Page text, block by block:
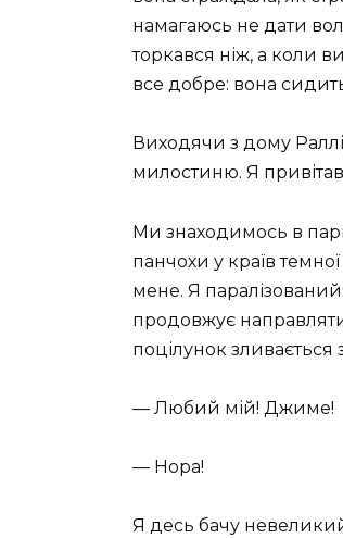
намагаюсь не дати
торкався ніж, а коли
все добре: вона
Виходячи з дому
милостиню. Я привітав
Ми знаходимось в
панчохи у країв
мене. Я
продовжує
поцілунок
— Любий мій! Джиме!
— Нора!
Я десь бачу невеликий